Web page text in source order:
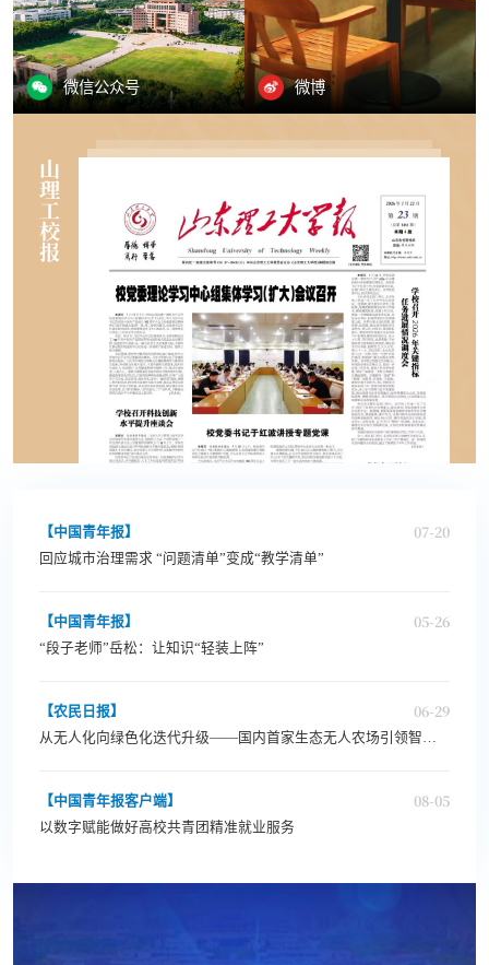
微信公众号 微博
山
理
工
校
报
【中国青年报】 07-20
回应城市治理需求 “问题清单”变成“教学清单”
【中国青年报】 05-26
“段子老师”岳松：让知识“轻装上阵”
【农民日报】 06-29
【中国青年报客户端】 08-05
以数字赋能做好高校共青团精准就业服务